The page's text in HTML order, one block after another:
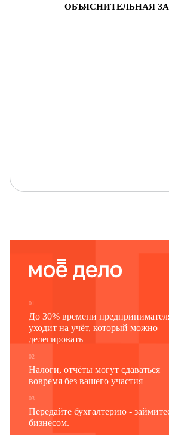
ОБЪЯСНИТЕЛЬНАЯ
01
До 30% времени
уходит на учёт, который можно
делегировать
02
Налоги, отчёты могут сдаваться
вовремя без вашего участия
03
Передайте бухгалтерию -
бизнесом.